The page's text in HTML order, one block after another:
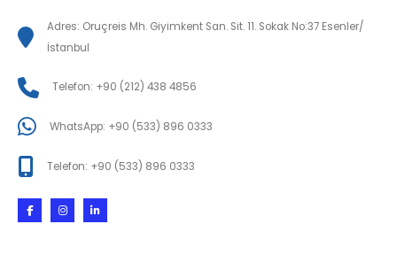
Adres: Oruçreis Mh. Giyimkent San. Sit. 11. Sokak No:37 Esenler/
İstanbul
Telefon: +90 (212) 438 4856
WhatsApp: +90 (533) 896 0333
Telefon: +90 (533) 896 0333